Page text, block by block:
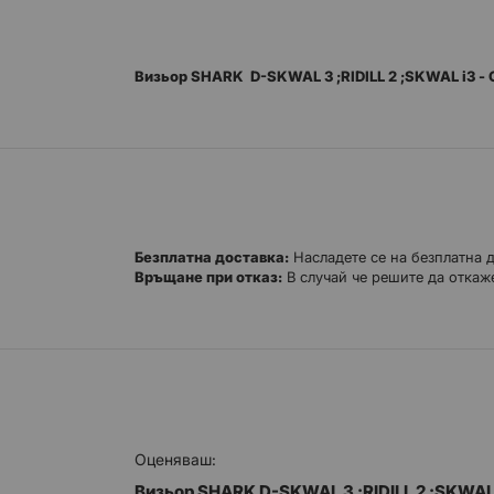
Визьор SHARK D-SKWAL 3 ;RIDILL 2 ;SKWAL i3 -
Безплатна доставка: Насладете се на безплатна
Връщане при отказ: В случай че решите да
Оценяваш: